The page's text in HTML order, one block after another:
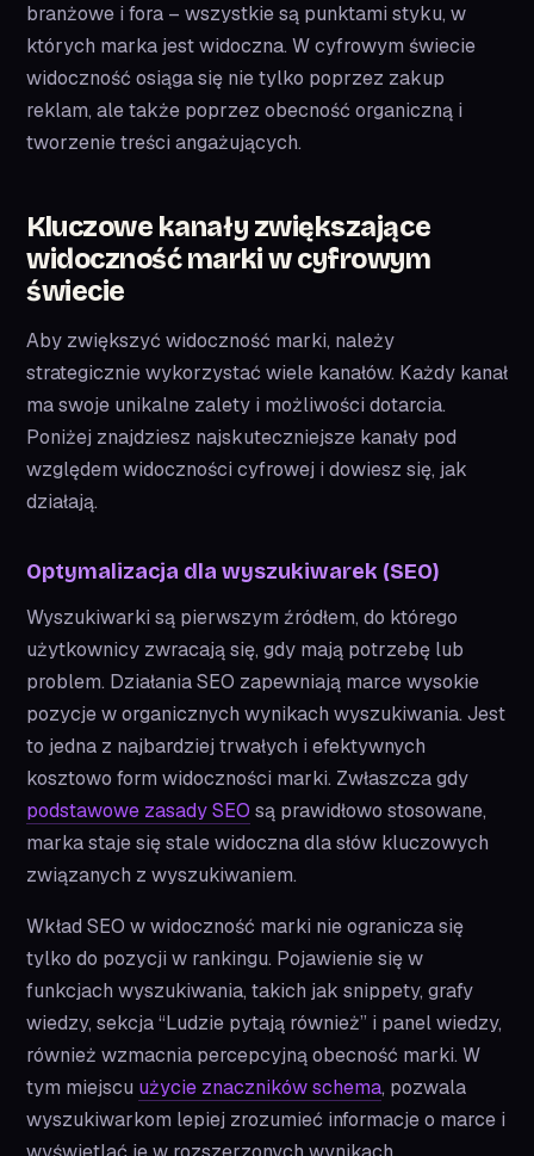
branżowe i fora – wszystkie są punktami styku, w
których marka jest widoczna. W cyfrowym świecie
widoczność osiąga się nie tylko poprzez zakup
reklam, ale także poprzez obecność organiczną i
tworzenie treści angażujących.
Kluczowe kanały zwiększające
widoczność marki w cyfrowym
świecie
Aby zwiększyć widoczność marki, należy
strategicznie wykorzystać wiele kanałów. Każdy kanał
ma swoje unikalne zalety i możliwości dotarcia.
Poniżej znajdziesz najskuteczniejsze kanały pod
względem widoczności cyfrowej i dowiesz się, jak
działają.
Optymalizacja dla wyszukiwarek (SEO)
Wyszukiwarki są pierwszym źródłem, do którego
użytkownicy zwracają się, gdy mają potrzebę lub
problem. Działania SEO zapewniają marce wysokie
pozycje w organicznych wynikach wyszukiwania. Jest
to jedna z najbardziej trwałych i efektywnych
kosztowo form widoczności marki. Zwłaszcza gdy
podstawowe zasady SEO są prawidłowo stosowane,
marka staje się stale widoczna dla słów kluczowych
związanych z wyszukiwaniem.
Wkład SEO w widoczność marki nie ogranicza się
tylko do pozycji w rankingu. Pojawienie się w
funkcjach wyszukiwania, takich jak snippety, grafy
wiedzy, sekcja “Ludzie pytają również” i panel wiedzy,
również wzmacnia percepcyjną obecność marki. W
tym miejscu użycie znaczników schema, pozwala
wyszukiwarkom lepiej zrozumieć informacje o marce i